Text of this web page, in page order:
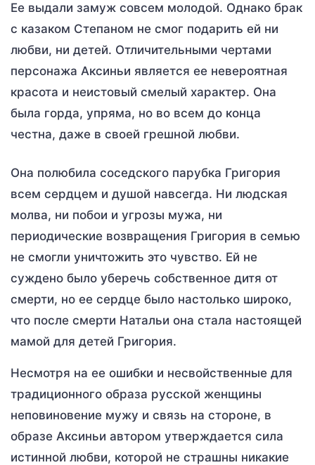
Ее выдали замуж совсем молодой. Однако брак
с казаком Степаном не смог подарить ей ни
любви, ни детей. Отличительными чертами
персонажа Аксиньи является ее невероятная
красота и неистовый смелый характер. Она
была горда, упряма, но во всем до конца
честна, даже в своей грешной любви.
Она полюбила соседского парубка Григория
всем сердцем и душой навсегда. Ни людская
молва, ни побои и угрозы мужа, ни
периодические возвращения Григория в семью
не смогли уничтожить это чувство. Ей не
суждено было уберечь собственное дитя от
смерти, но ее сердце было настолько широко,
что после смерти Натальи она стала настоящей
мамой для детей Григория.
Несмотря на ее ошибки и несвойственные для
традиционного образа русской женщины
неповиновение мужу и связь на стороне, в
образе Аксиньи автором утверждается сила
истинной любви, которой не страшны никакие